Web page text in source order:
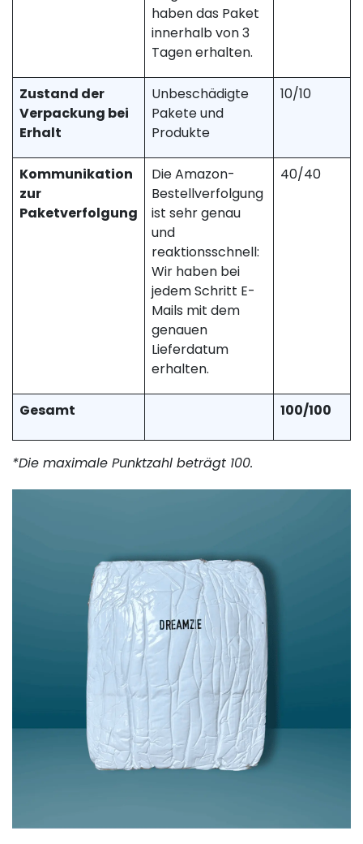
haben das Paket
innerhalb von 3
Tagen erhalten.
Zustand der
Verpackung bei
Erhalt
Unbeschädigte
Pakete und
Produkte
10/10
Kommunikation
zur
Paketverfolgung
Die Amazon-
Bestellverfolgung
ist sehr genau
und
reaktionsschnell:
Wir haben bei
jedem Schritt E-
Mails mit dem
genauen
Lieferdatum
erhalten.
40/40
Gesamt 100/100
*Die maximale Punktzahl beträgt 100.